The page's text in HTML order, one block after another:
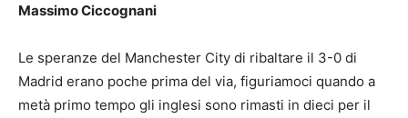
Massimo Ciccognani
Le speranze del Manchester City di ribaltare il 3-0 di
Madrid erano poche prima del via, figuriamoci quando a
metà primo tempo gli inglesi sono rimasti in dieci per il